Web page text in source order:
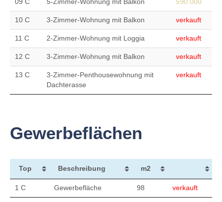
09 C 5-Zimmer-Wohnung mit Balkon 590.000
10 C 3-Zimmer-Wohnung mit Balkon verkauft
11 C 2-Zimmer-Wohnung mit Loggia verkauft
12 C 3-Zimmer-Wohnung mit Balkon verkauft
13 C
3-Zimmer-Penthousewohnung mit
Dachterasse
verkauft
Gewerbeflächen
Top Beschreibung m2
1 C Gewerbefläche 98 verkauft